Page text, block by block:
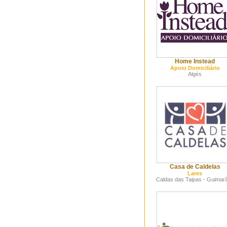
Home Instead
Apoio Domiciliário
Algés
Casa de Caldelas
Lares
Caldas das Taipas -